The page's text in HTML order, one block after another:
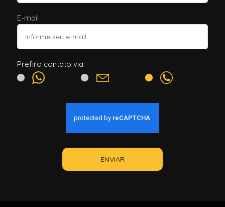
E-mail
Prefiro contato via:
ENVIAR